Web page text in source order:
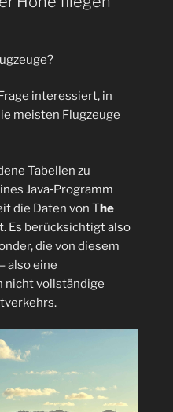
interessiert, in
meisten Flugzeuge
Tabellen zu
Java‑Programm
die Daten von The
Es berücksichtigt also
die von diesem
also eine
nicht vollständige